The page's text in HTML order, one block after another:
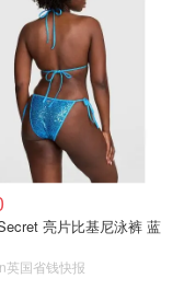
亮片比基尼泳裤 蓝
英国省钱快报